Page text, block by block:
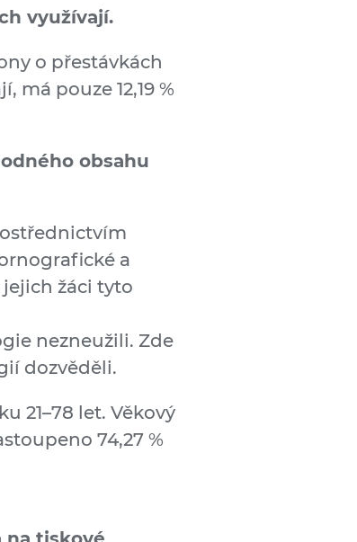
využívají.
o přestávkách
pouze 12,19 %
obsahu
a
jejich žáci tyto
nezneužili. Zde
dozvěděli.
21–78 let. Věkový
74,27 %